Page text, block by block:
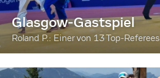
Glasgow-Gastspiel
Roland P.: Einer von 13 Top-Referees